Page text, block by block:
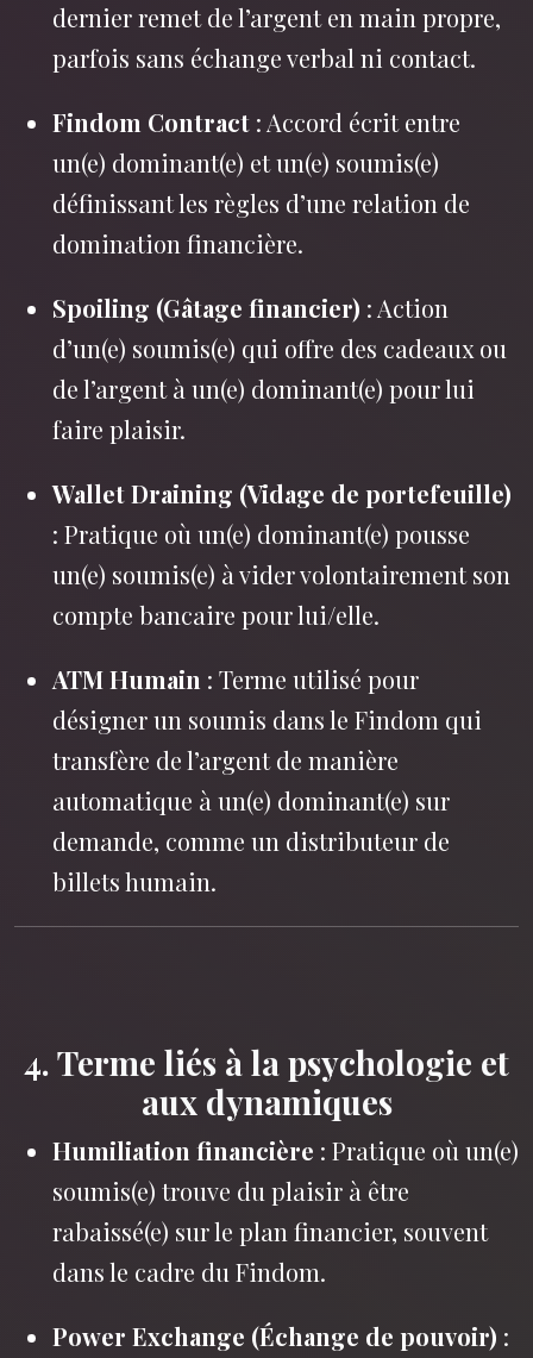
dernier remet de l’argent en main propre,
parfois sans échange verbal ni contact.
Findom Contract : Accord écrit entre
un(e) dominant(e) et un(e) soumis(e)
définissant les règles d’une relation de
domination financière.
Spoiling (Gâtage financier) : Action
d’un(e) soumis(e) qui offre des cadeaux ou
de l’argent à un(e) dominant(e) pour lui
faire plaisir.
Wallet Draining (Vidage de portefeuille)
: Pratique où un(e) dominant(e) pousse
un(e) soumis(e) à vider volontairement son
compte bancaire pour lui/elle.
ATM Humain : Terme utilisé pour
désigner un soumis dans le Findom qui
transfère de l’argent de manière
automatique à un(e) dominant(e) sur
demande, comme un distributeur de
billets humain.
4. Terme liés à la psychologie et
aux dynamiques
Humiliation financière : Pratique où un(e)
soumis(e) trouve du plaisir à être
rabaissé(e) sur le plan financier, souvent
dans le cadre du Findom.
Power Exchange (Échange de pouvoir) :